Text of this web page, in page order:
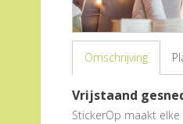
Omschrijving
Vrijstaand
StickerOp maakt